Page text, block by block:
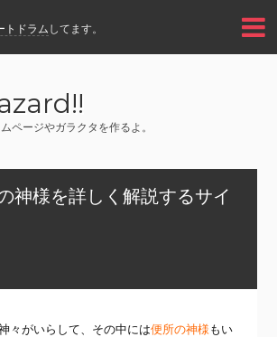
トドラムしてます。
ページやガラクタを作るよ。
神様を詳しく解説するサイ
々がいらして、その中には便所の神様もい